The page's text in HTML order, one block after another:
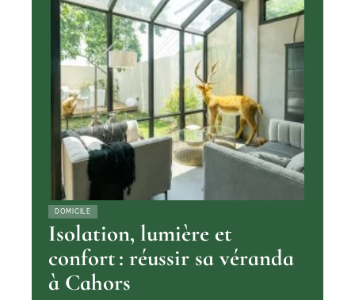
DOMICILE
Isolation, lumière et
confort : réussir sa véranda
à Cahors